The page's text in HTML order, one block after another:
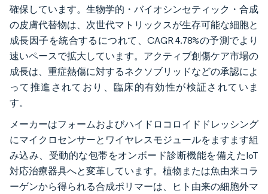
確保しています。生物学的・バイオシンセティック・合成
の皮膚代替物は、次世代マトリックスが生存可能な細胞と
成長因子を統合するにつれて、CAGR 4.78%の予測でより
速いペースで拡大しています。アクティブ創傷ケア市場の
成長は、重症熱傷に対するネクソブリッドなどの承認によ
って推進されており、臨床的有効性が検証されていま
す。
メーカーはフォームおよびハイドロコロイドドレッシング
にマイクロセンサーとワイヤレスモジュールをますます組
み込み、受動的な包帯をオンボード診断機能を備えたIoT
対応治療器具へと変革しています。植物または魚由来コラ
ーゲンから得られる合成ポリマーは、ヒト由来の細胞外マ